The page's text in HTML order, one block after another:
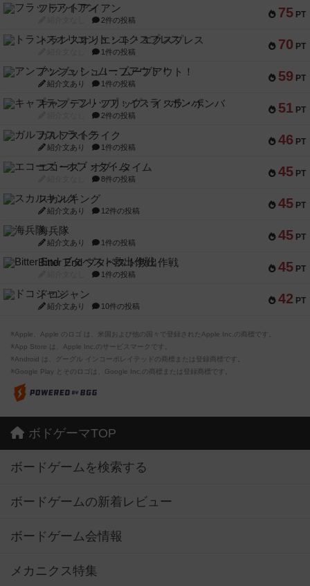
75 PT
フラットアイアン
2件の投稿
70 PT
トランスオリエント・エクスプレス
1件の投稿
59 PT
アンブッシュ！：ムーブアウト！
紹介文あり 1件の投稿
51 PT
キャプテン・フリップ：イスラ・ボンバ
2件の投稿
46 PT
ガルフストライク
紹介文あり 1件の投稿
45 PT
エコーズ・オブ・タイム
8件の投稿
45 PT
スカルキング
紹介文あり 12件の投稿
45 PT
海兵隊
紹介文あり 1件の投稿
45 PT
Bitter End ブタペスト救出作戦
1件の投稿
42 PT
ドコジャン
紹介文あり 10件の投稿
※Apple、Apple のロゴ は、米国および他の国々で登録されたApple Inc.の商標です。
※App Store は、Apple Inc.のサービスマークです。
※Android は、グーグル インコーポレイテッドの商標または登録商標です。
※Google Play とそのロゴは、Google Inc.の商標または登録商標です。
ボドゲーマTOP
ボードゲームを検索する
ボードゲームの新着レビュー
ボードゲーム会情報
メカニクス特集